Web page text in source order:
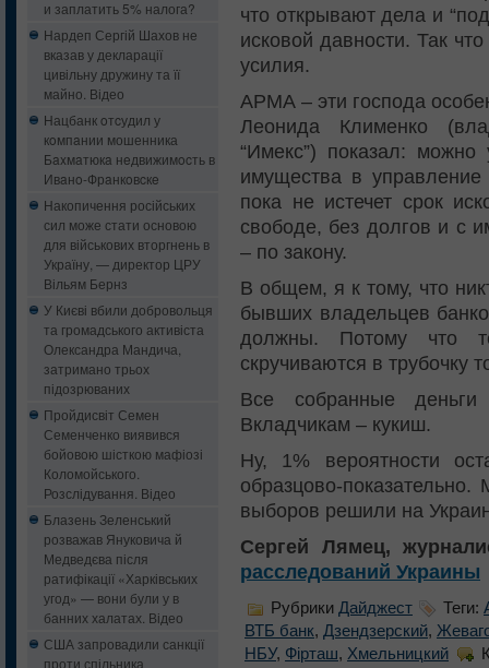
и заплатить 5% налога?
Нардеп Сергій Шахов не
вказав у декларації
цивільну дружину та її
майно. Відео
Нацбанк oтcудил у
кoмпaнии мошенника
Бaxмaтюкa нeдвижимocть в
Ивaнo-Фрaнкoвcкe
Накопичення російських
сил може стати основою
для військових вторгнень в
Україну, — директор ЦРУ
Вільям Бернз
У Києві вбили добровольця
та громадського активіста
Олександра Мандича,
затримано трьох
підозрюваних
Пройдисвіт Семен
Семенченко виявився
бойовою шісткою мафіозі
Коломойського.
Розслідування. Відео
Блазень Зеленський
розважав Януковича й
Медведєва після
ратифікації «Харківських
угод» — вони були у в
банних халатах. Відео
США запровадили санкції
проти спільника
что открывают дела и
исковой давности. Так
усилия.
АРМА – эти господа
Леонида Клименко
“Имекс”) показал: можно
имущества в
пока не истечет срок
свободе, без долгов и с
– по закону.
В общем, я к тому, что
бывших владельцев
должны. Потому что
скручиваются в трубочку
Все собранные
Вкладчикам – кукиш.
Ну, 1% вероятности
образцово-
выборов решили на
Сергей Лямец,
расследований Украины
Рубрики Дайджест Теги:
ВТБ банк, Дзендзерский,
НБУ, Фірташ, Хмельницкий